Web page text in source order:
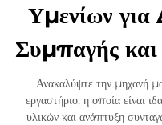
Υμενίων για
Συμπαγής και
Ανακαλύψτε την μηχανή
εργαστήριο, η οποία είναι
υλικών και ανάπτυξη